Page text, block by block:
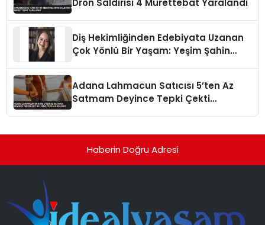
Diş Hekimliğinden Edebiyata Uzanan
Çok Yönlü Bir Yaşam: Yeşim Şahin
Adana Lahmacun Satıcısı 5’ten Az
Satmam Deyince Tepki Çekti
Haberin Doğru Adresi